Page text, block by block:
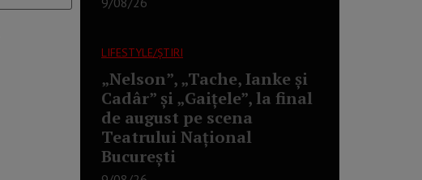
LIFESTYLE/ȘTIRI
„Nelson”, „Tache, Ianke și
Cadâr” și „Gaițele”, la final
de august pe scena
Teatrului Național
București